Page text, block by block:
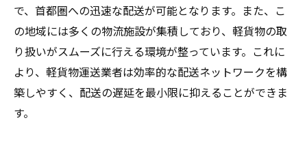
で、首都圏への迅速な配送が可能となります。また、こ
の地域には多くの物流施設が集積しており、軽貨物の取
り扱いがスムーズに行える環境が整っています。これに
より、軽貨物運送業者は効率的な配送ネットワークを構
築しやすく、配送の遅延を最小限に抑えることができま
す。